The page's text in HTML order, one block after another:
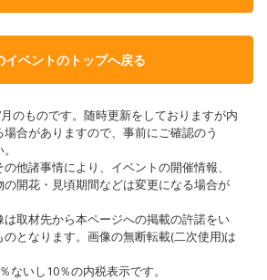
イベントのトップへ戻る
のものです。随時更新をしておりますが内
合がありますので、事前にご確認のう
他諸事情により、イベントの開催情報、
開花・見頃期間などは変更になる場合が
取材先から本ページへの掲載の許諾をい
となります。画像の無断転載(二次使用)は
ないし10％の内税表示です。